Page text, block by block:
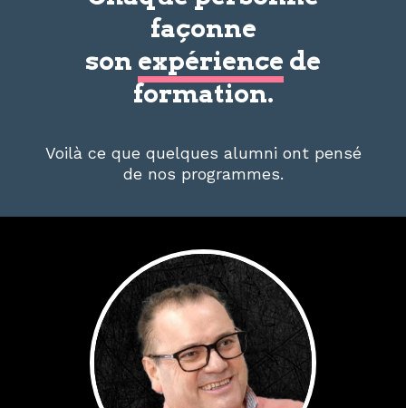
façonne
son expérience de
formation.
Voilà ce que quelques alumni ont pensé
de nos programmes.